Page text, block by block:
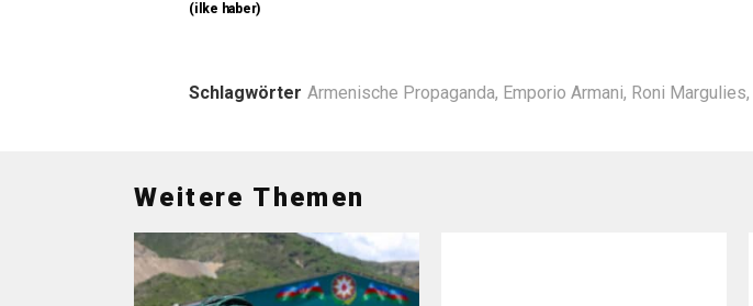
(ilke haber)
Schlagwörter Armenische Propaganda, Emporio Armani, Roni Margulies,
Weitere Themen